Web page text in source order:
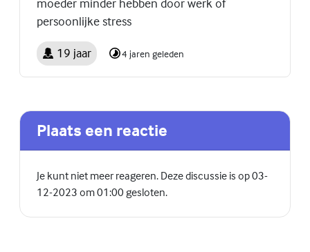
persoonlijke stress
19 jaar 4 jaren geleden
Plaats een reactie
Je kunt niet meer reageren. Deze discussie is op 03-
12-2023 om 01:00 gesloten.